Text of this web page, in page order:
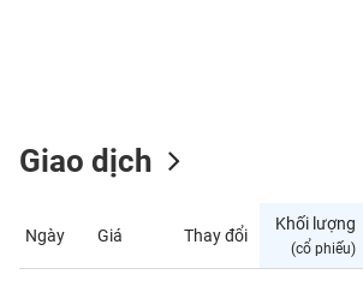
Giao dịch
Ngày Giá Thay đổi
Khối lượng
(cổ phiếu)
CÁ
NHÂN